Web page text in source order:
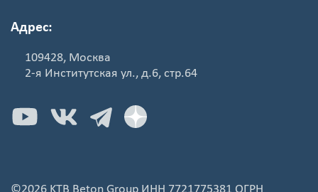
Адрес:
109428, Москва
2-я Институтская ул., д.6, стр.64